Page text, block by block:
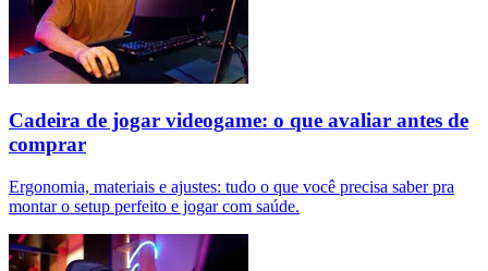
Cadeira de jogar videogame: o que avaliar antes de
comprar
Ergonomia, materiais e ajustes: tudo o que você precisa saber pra
montar o setup perfeito e jogar com saúde.